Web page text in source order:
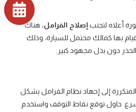
أعلاه لتجنب إصلاح الفرامل، هناك
بها كمالك محتمل للسيارة، وذلك
دون بذل مجهود كبير.
إلى إجهاد نظام الفرامل بشكل
حاول توقع نقاط التوقف واستخدم